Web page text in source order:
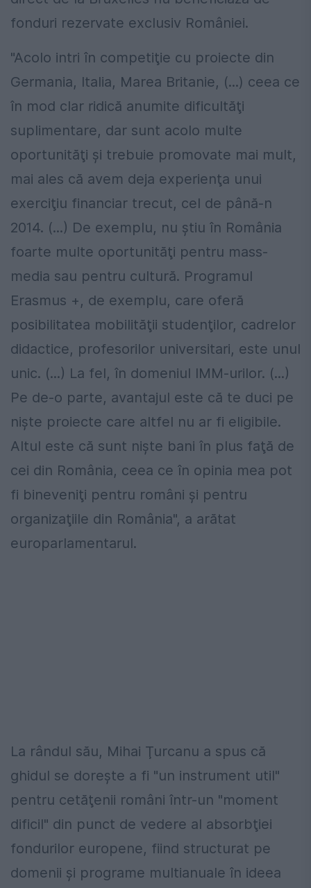
fonduri rezervate exclusiv României.
"Acolo intri în competiţie cu proiecte din
Germania, Italia, Marea Britanie, (...) ceea ce
în mod clar ridică anumite dificultăţi
suplimentare, dar sunt acolo multe
oportunităţi şi trebuie promovate mai mult,
mai ales că avem deja experienţa unui
exerciţiu financiar trecut, cel de până-n
2014. (...) De exemplu, nu ştiu în România
foarte multe oportunităţi pentru mass-
media sau pentru cultură. Programul
Erasmus +, de exemplu, care oferă
posibilitatea mobilităţii studenţilor, cadrelor
didactice, profesorilor universitari, este unul
unic. (...) La fel, în domeniul IMM-urilor. (...)
Pe de-o parte, avantajul este că te duci pe
nişte proiecte care altfel nu ar fi eligibile.
Altul este că sunt nişte bani în plus faţă de
cei din România, ceea ce în opinia mea pot
fi bineveniţi pentru români şi pentru
organizaţiile din România", a arătat
europarlamentarul.
La rândul său, Mihai Ţurcanu a spus că
ghidul se doreşte a fi "un instrument util"
pentru cetăţenii români într-un "moment
dificil" din punct de vedere al absorbţiei
fondurilor europene, fiind structurat pe
domenii şi programe multianuale în ideea